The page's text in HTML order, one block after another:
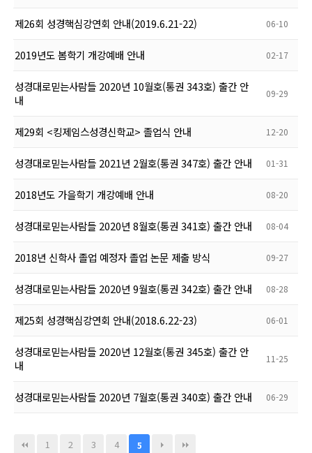
제26회 성경핵심강연회 안내(2019.6.21-22) 06-10
2019년도 봄학기 개강예배 안내 02-17
성경대로믿는사람들 2020년 10월호(통권 343호) 출간 안
내
09-29
제29회 <킹제임스성경신학교> 졸업식 안내 12-20
성경대로믿는사람들 2021년 2월호(통권 347호) 출간 안내 01-31
2018년도 가을학기 개강예배 안내 08-20
성경대로믿는사람들 2020년 8월호(통권 341호) 출간 안내 08-04
2018년 신학사 졸업 예정자 졸업 논문 제출 방식 09-27
성경대로믿는사람들 2020년 9월호(통권 342호) 출간 안내 08-28
제25회 성경핵심강연회 안내(2018.6.22-23) 06-01
성경대로믿는사람들 2020년 12월호(통권 345호) 출간 안
내
11-25
성경대로믿는사람들 2020년 7월호(통권 340호) 출간 안내 06-29
1 2 3 4 5